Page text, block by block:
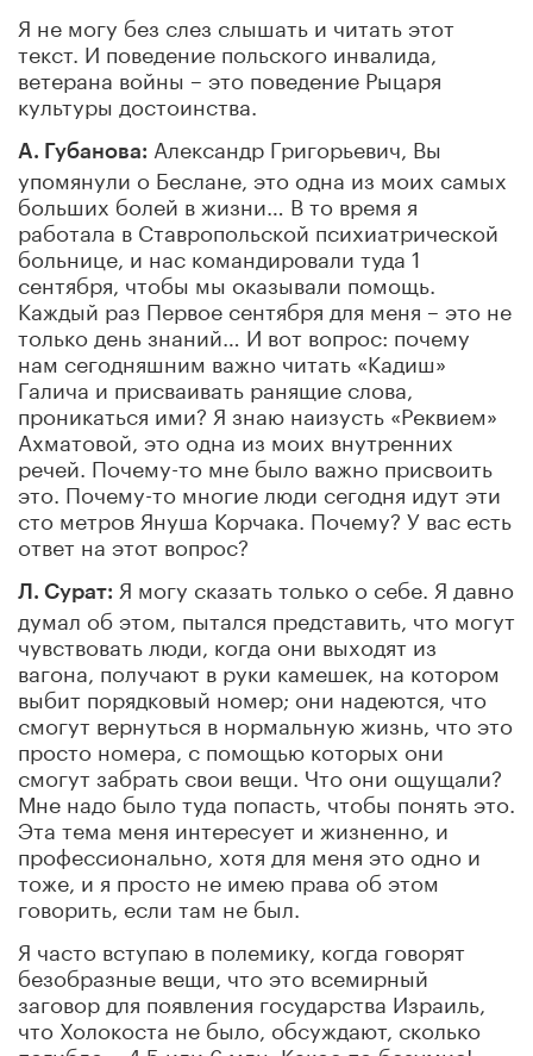
Я не могу без слез слышать и читать этот
текст. И поведение польского инвалида,
ветерана войны – это поведение Рыцаря
культуры достоинства.
А. Губанова: Александр Григорьевич, Вы
упомянули о Беслане, это одна из моих самых
больших болей в жизни… В то время я
работала в Ставропольской психиатрической
больнице, и нас командировали туда 1
сентября, чтобы мы оказывали помощь.
Каждый раз Первое сентября для меня – это не
только день знаний… И вот вопрос: почему
нам сегодняшним важно читать «Кадиш»
Галича и присваивать ранящие слова,
проникаться ими? Я знаю наизусть «Реквием»
Ахматовой, это одна из моих внутренних
речей. Почему-то мне было важно присвоить
это. Почему-то многие люди сегодня идут эти
сто метров Януша Корчака. Почему? У вас есть
ответ на этот вопрос?
Л. Сурат: Я могу сказать только о себе. Я давно
думал об этом, пытался представить, что могут
чувствовать люди, когда они выходят из
вагона, получают в руки камешек, на котором
выбит порядковый номер; они надеются, что
смогут вернуться в нормальную жизнь, что это
просто номера, с помощью которых они
смогут забрать свои вещи. Что они ощущали?
Мне надо было туда попасть, чтобы понять это.
Эта тема меня интересует и жизненно, и
профессионально, хотя для меня это одно и
тоже, и я просто не имею права об этом
говорить, если там не был.
Я часто вступаю в полемику, когда говорят
безобразные вещи, что это всемирный
заговор для появления государства Израиль,
что Холокоста не было, обсуждают, сколько